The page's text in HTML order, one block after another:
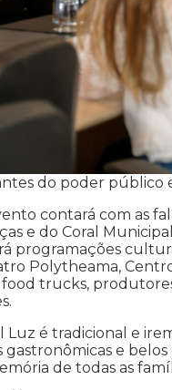
do poder público
contará com as
e do Coral
programações
Polytheama,
food trucks,
Luz é tradicional e
e
de todas as